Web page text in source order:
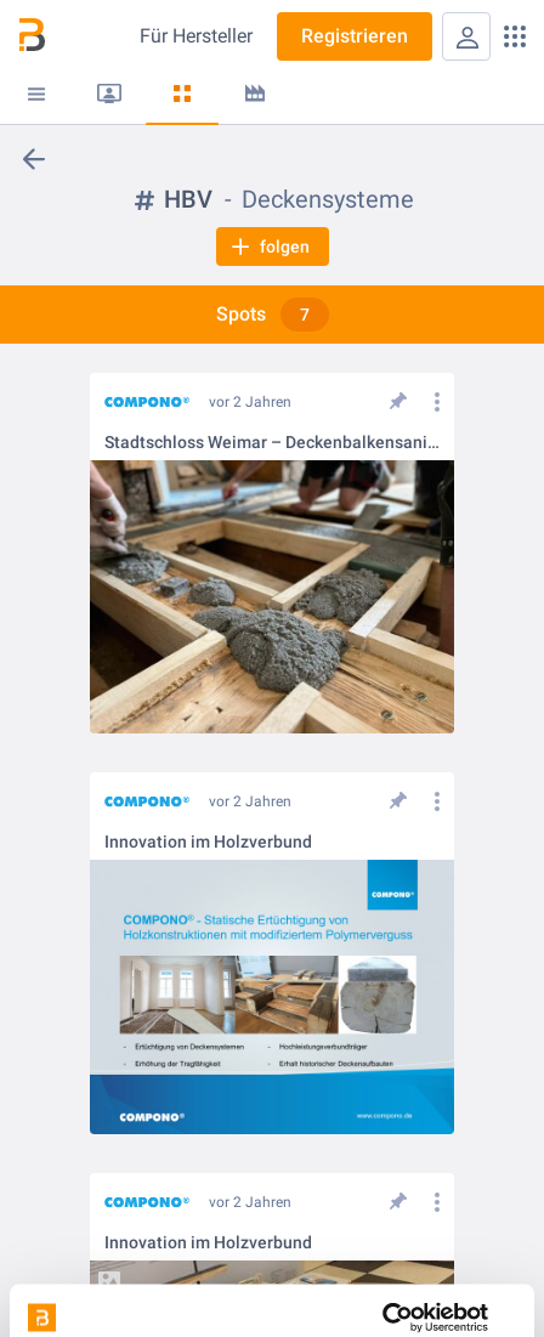
Für Hersteller Registrieren
HBV Deckensysteme
folgen
Spots 7
vor 2 Jahren
Stadtschloss Weimar – Deckenbalkensanierung im Pappelzimmer mit COMPONO
vor 2 Jahren
Innovation im Holzverbund
vor 2 Jahren
Innovation im Holzverbund